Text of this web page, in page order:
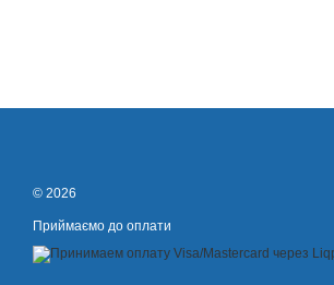
© 2026
Приймаємо до оплати